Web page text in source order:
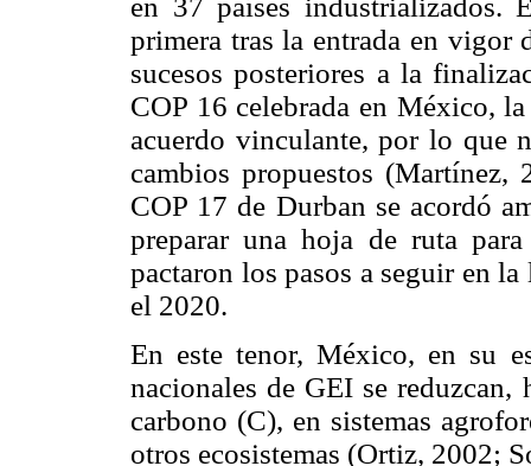
primera tras la entrada en
sucesos posteriores a la
COP 16 celebrada en México,
acuerdo vinculante, por lo que
cambios propuestos
COP 17 de Durban se acordó
preparar una hoja de ruta
pactaron los pasos a seguir en
el 2020.
En este tenor, México, en su
nacionales de GEI se reduzcan,
carbono (C), en sistemas
otros ecosistemas (Ortiz, 2002;